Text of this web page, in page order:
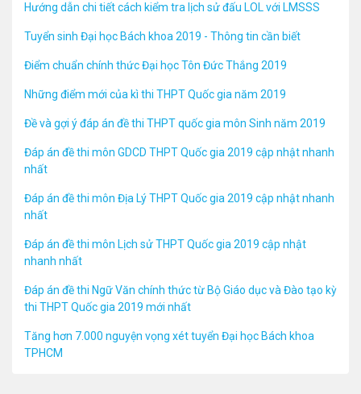
Hướng dẫn chi tiết cách kiểm tra lịch sử đấu LOL với LMSSS
Tuyển sinh Đại học Bách khoa 2019 - Thông tin cần biết
Điểm chuẩn chính thức Đại học Tôn Đức Thắng 2019
Những điểm mới của kì thi THPT Quốc gia năm 2019
Đề và gợi ý đáp án đề thi THPT quốc gia môn Sinh năm 2019
Đáp án đề thi môn GDCD THPT Quốc gia 2019 cập nhật nhanh
nhất
Đáp án đề thi môn Địa Lý THPT Quốc gia 2019 cập nhật nhanh
nhất
Đáp án đề thi môn Lịch sử THPT Quốc gia 2019 cập nhật
nhanh nhất
Đáp án đề thi Ngữ Văn chính thức từ Bộ Giáo dục và Đào tạo kỳ
thi THPT Quốc gia 2019 mới nhất
Tăng hơn 7.000 nguyện vọng xét tuyển Đại học Bách khoa
TPHCM